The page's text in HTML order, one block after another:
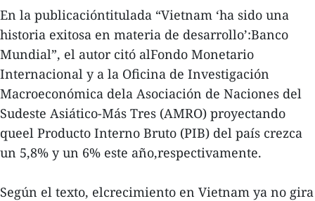
En la publicacióntitulada “Vietnam ‘ha sido una
historia exitosa en materia de desarrollo’:Banco
Mundial”, el autor citó alFondo Monetario
Internacional y a la Oficina de Investigación
Macroeconómica dela Asociación de Naciones del
Sudeste Asiático-Más Tres (AMRO) proyectando
queel Producto Interno Bruto (PIB) del país crezca
un 5,8% y un 6% este año,respectivamente.
Según el texto, elcrecimiento en Vietnam ya no gira